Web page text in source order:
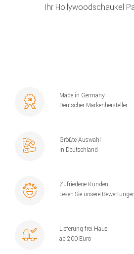
Ihr Hollywoodschaukel
Made in Germany
Deutscher Markenhersteller
Größte Auswahl
in Deutschland
Zufriedene Kunden
Lesen Sie unsere
Lieferung frei Haus
ab 200 Euro